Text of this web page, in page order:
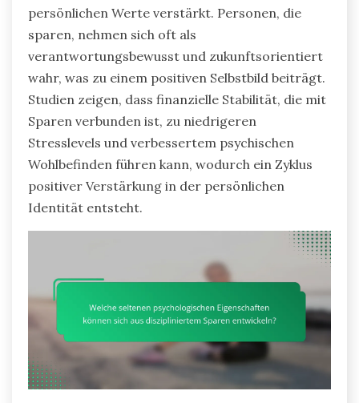
persönlichen Werte verstärkt. Personen, die
sparen, nehmen sich oft als
verantwortungsbewusst und zukunftsorientiert
wahr, was zu einem positiven Selbstbild beiträgt.
Studien zeigen, dass finanzielle Stabilität, die mit
Sparen verbunden ist, zu niedrigeren
Stresslevels und verbessertem psychischen
Wohlbefinden führen kann, wodurch ein Zyklus
positiver Verstärkung in der persönlichen
Identität entsteht.